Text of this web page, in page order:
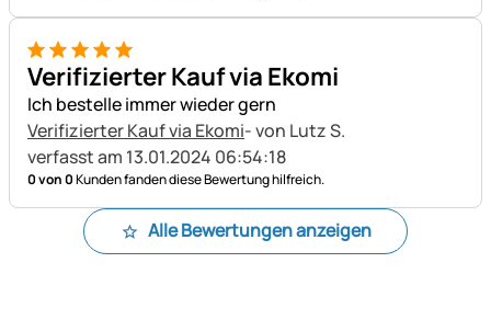
5 von 5
Verifizierter Kauf via Ekomi
Ich bestelle immer wieder gern
Verifizierter Kauf via Ekomi- von Lutz S.
verfasst am 13.01.2024 06:54:18
0 von 0Kunden fanden diese Bewertung hilfreich.
Alle Bewertungen anzeigen